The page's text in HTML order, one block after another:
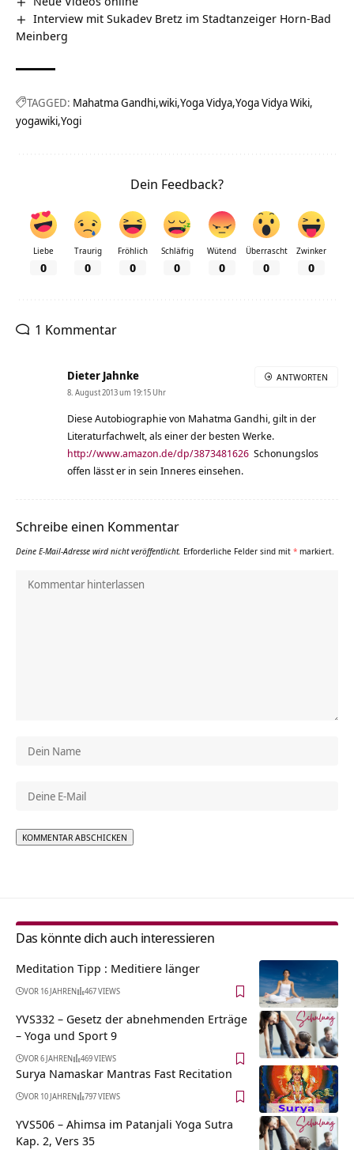
Interview mit Sukadev Bretz im Stadtanzeiger Horn-Bad
Meinberg
TAGGED: Mahatma Gandhi wiki Yoga Vidya Yoga Vidya Wiki
yogawiki Yogi
Dein Feedback?
Liebe
0
Traurig
0
Fröhlich
0
Schläfrig
0
Wütend
0
Überrascht
0
Zwinker
0
1 Kommentar
Dieter Jahnke
8. August 2013 um 19:15 Uhr
Diese Autobiographie von Mahatma Gandhi, gilt in der
Literaturfachwelt, als einer der besten Werke.
http://www.amazon.de/dp/3873481626 Schonungslos
offen lässt er in sein Inneres einsehen.
ANTWORTEN
Schreibe einen Kommentar
Deine E-Mail-Adresse wird nicht veröffentlicht. Erforderliche Felder sind mit * markiert.
Das könnte dich auch interessieren
Meditation Tipp : Meditiere länger
VOR 16 JAHREN 467 VIEWS
YVS332 – Gesetz der abnehmenden Erträge
– Yoga und Sport 9
VOR 6 JAHREN 469 VIEWS
Surya Namaskar Mantras Fast Recitation
VOR 10 JAHREN 797 VIEWS
YVS506 – Ahimsa im Patanjali Yoga Sutra
Kap. 2, Vers 35